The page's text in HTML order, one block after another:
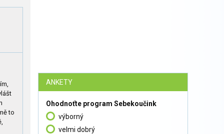
to
ANKETY
Ohodnoťte program Sebekoučink
výborný
velmi dobrý